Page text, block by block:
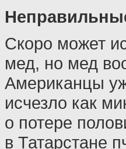
Скоро может
мед, но мед
Американцы
исчезло как
о потере
в Татарстане